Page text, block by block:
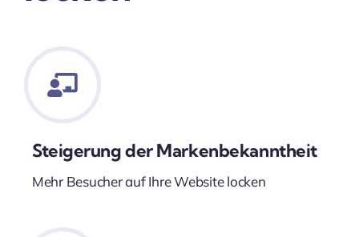
Steigerung der Markenbekanntheit
Mehr Besucher auf Ihre Website locken